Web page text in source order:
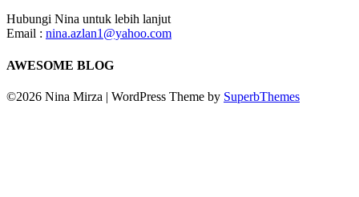
Hubungi Nina untuk lebih lanjut
Email : nina.azlan1@yahoo.com
AWESOME BLOG
©2026 Nina Mirza | WordPress Theme by SuperbThemes